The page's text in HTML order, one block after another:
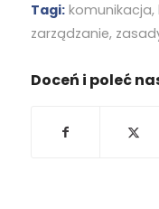
Tagi: komunikacja,
zarządzanie,
Doceń i poleć